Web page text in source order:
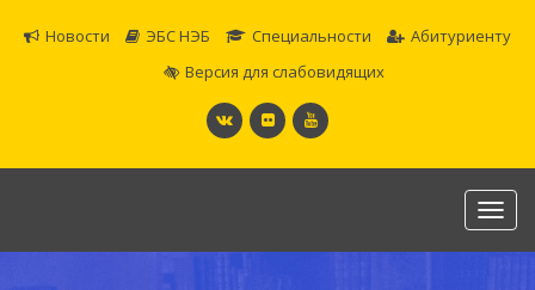
Новости ЭБС НЭБ Специальности
Абитуриенту
Версия для слабовидящих
САМАРСКОЕ ОБЛАСТНОЕ УЧИЛИЩЕ КУЛЬТУРЫ И